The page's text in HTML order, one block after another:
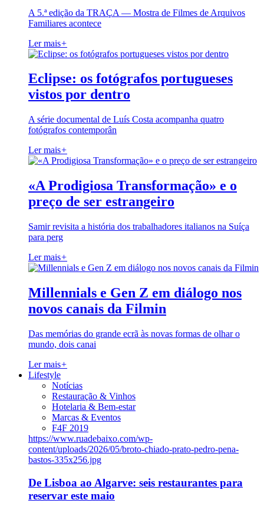
A 5.ª edição da TRAÇA — Mostra de Filmes de Arquivos
Familiares acontece
Ler mais+
Eclipse: os fotógrafos portugueses
vistos por dentro
A série documental de Luís Costa acompanha quatro
fotógrafos contemporân
Ler mais+
«A Prodigiosa Transformação» e o
preço de ser estrangeiro
Samir revisita a história dos trabalhadores italianos na Suíça
para perg
Ler mais+
Millennials e Gen Z em diálogo nos
novos canais da Filmin
Das memórias do grande ecrã às novas formas de olhar o
mundo, dois canai
Ler mais+
Lifestyle
Notícias
Restauração & Vinhos
Hotelaria & Bem-estar
Marcas & Eventos
F4F 2019
https://www.ruadebaixo.com/wp-
content/uploads/2026/05/broto-chiado-prato-pedro-pena-
bastos-335x256.jpg
De Lisboa ao Algarve: seis restaurantes para
reservar este maio